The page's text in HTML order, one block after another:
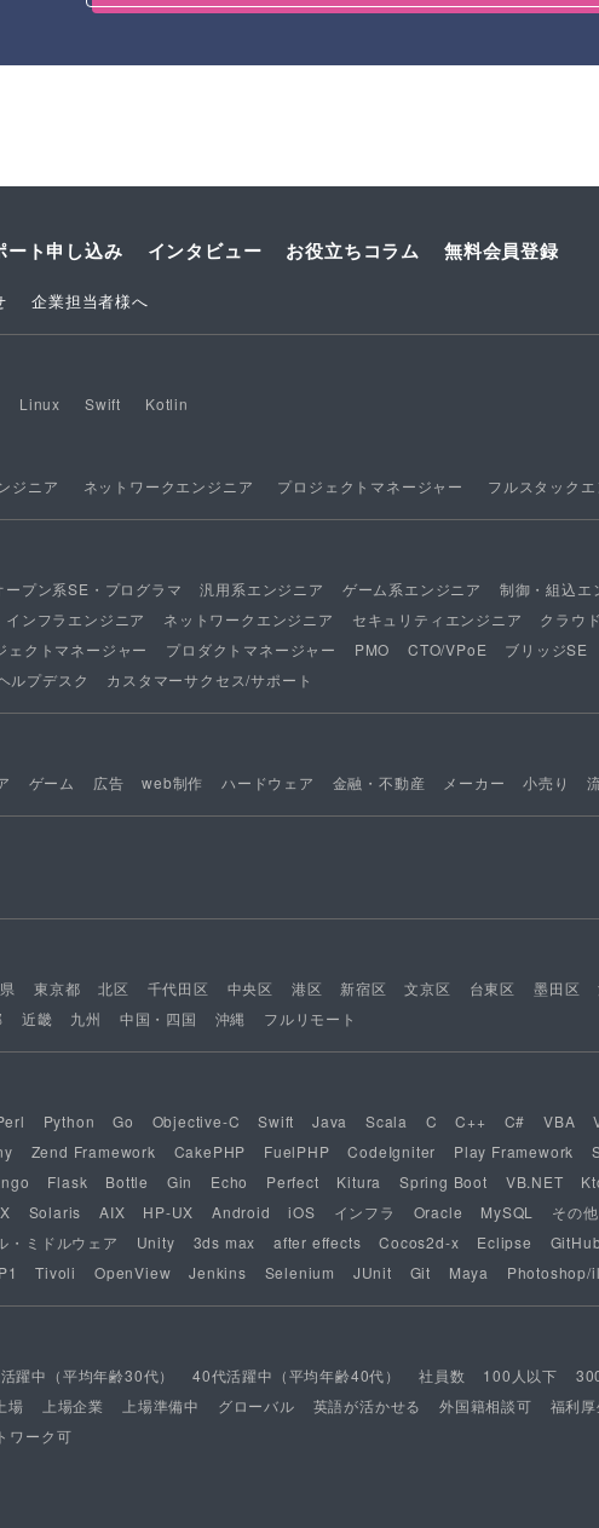
ート申し込み インタビュー お役立ちコラム 無料会員登録
企業担当者様へ
Linux Swift Kotlin
ジニア ネットワークエンジニア プロジェクトマネージャー フルスタック
ープン系SE・プログラマ 汎用系エンジニア ゲーム系エンジニア 制御・組込エ
インフラエンジニア ネットワークエンジニア セキュリティエンジニア クラウ
ェクトマネージャー プロダクトマネージャー PMO CTO/VPoE ブリッジSE
ルプデスク カスタマーサクセス/サポート
ゲーム 広告 web制作 ハードウェア 金融・不動産 メーカー 小売り
東京都 北区 千代田区 中央区 港区 新宿区 文京区 台東区 墨田区
近畿 九州 中国・四国 沖縄 フルリモート
Python Go Objective-C Swift Java Scala C C++ C# VBA
Zend Framework CakePHP FuelPHP CodeIgniter Play Framework
Flask Bottle Gin Echo Perfect Kitura Spring Boot VB.NET
Solaris AIX HP-UX Android iOS インフラ Oracle MySQL その他
・ミドルウェア Unity 3ds max after effects Cocos2d-x Eclipse
Tivoli OpenView Jenkins Selenium JUnit Git Maya Photoshop/
躍中（平均年齢30代） 40代活躍中（平均年齢40代） 社員数 100人以下
場 上場企業 上場準備中 グローバル 英語が活かせる 外国籍相談可 福利厚
ワーク可